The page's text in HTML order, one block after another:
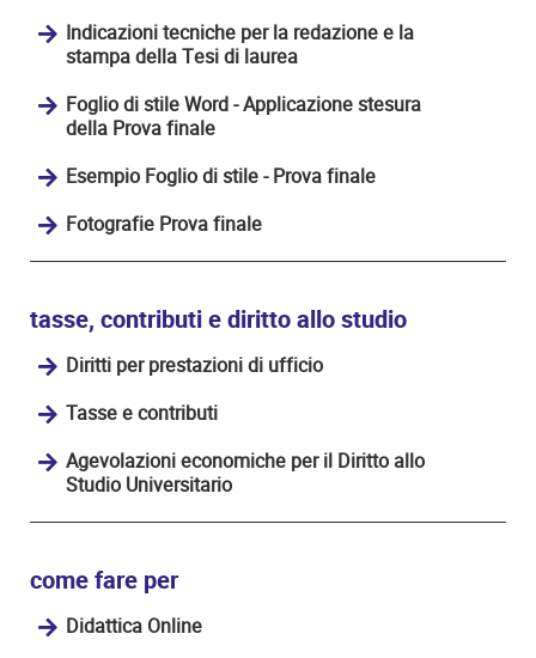
Indicazioni tecniche per la redazione e la
stampa della Tesi di laurea
Foglio di stile Word - Applicazione stesura
della Prova finale
Esempio Foglio di stile - Prova finale
Fotografie Prova finale
tasse, contributi e diritto allo studio
Diritti per prestazioni di ufficio
Tasse e contributi
Agevolazioni economiche per il Diritto allo
Studio Universitario
come fare per
Didattica Online